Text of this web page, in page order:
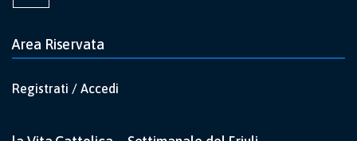
Area Riservata
Registrati / Accedi